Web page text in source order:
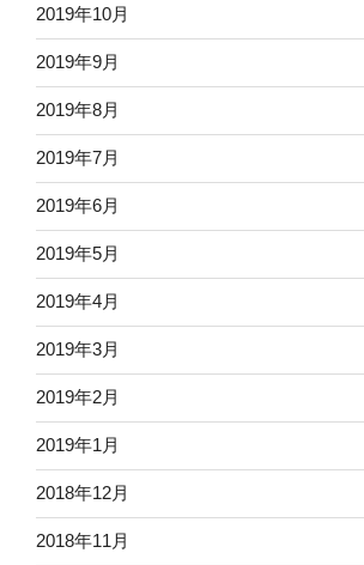
2019年10月
2019年9月
2019年8月
2019年7月
2019年6月
2019年5月
2019年4月
2019年3月
2019年2月
2019年1月
2018年12月
2018年11月